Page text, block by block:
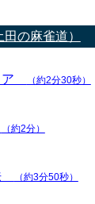
の麻雀道）
ア （約2分30秒）
（約2分）
（約3分50秒）